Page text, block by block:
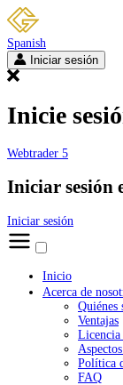
Spanish
Iniciar sesión
Inicie
Webtrader 5
Iniciar sesión
Iniciar sesión
Inicio
Acerca de
Quiénes
Ventajas
Licencia
Política
FAQ